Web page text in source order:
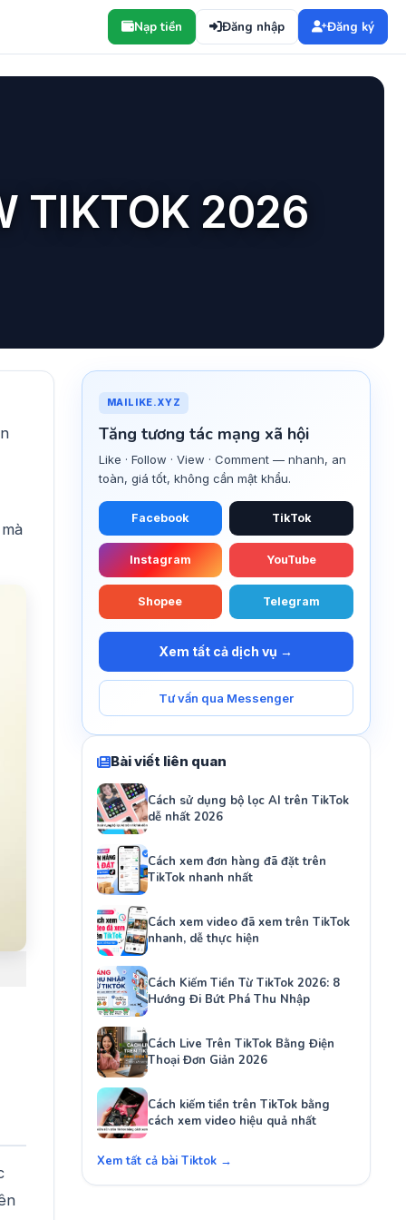
Nạp tiền Đăng nhập Đăng ký
TIKTOK 2026
MAILIKE.XYZ
Tăng tương tác mạng xã hội
Like · Follow · View · Comment — nhanh, an
toàn, giá tốt, không cần mật khẩu.
Facebook TikTok
Instagram YouTube
Shopee Telegram
Xem tất cả dịch vụ →
Tư vấn qua Messenger
Bài viết liên quan
Cách sử dụng bộ lọc AI trên TikTok
dễ nhất 2026
Cách xem đơn hàng đã đặt trên
TikTok nhanh nhất
Cách xem video đã xem trên TikTok
nhanh, dễ thực hiện
Cách Kiếm Tiền Từ TikTok 2026: 8
Hướng Đi Bứt Phá Thu Nhập
Cách Live Trên TikTok Bằng Điện
Thoại Đơn Giản 2026
Cách kiếm tiền trên TikTok bằng
cách xem video hiệu quả nhất
Xem tất cả bài Tiktok →